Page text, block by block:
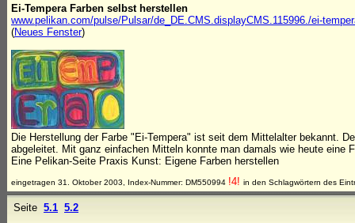
Ei-Tempera Farben selbst herstellen
www.pelikan.com/pulse/Pulsar/de_DE.CMS.displayCMS.115996./ei-
(Neues Fenster)
Die Herstellung der Farbe "Ei-Tempera" ist seit dem Mittelalter bekannt.
abgeleitet. Mit ganz einfachen Mitteln konnte man damals wie heute eine
Eine Pelikan-Seite Praxis Kunst: Eigene Farben herstellen
eingetragen 31. Oktober 2003, Index-Nummer: DM550994 !4! in den Schlagwörtern des
Seite 5.1 5.2